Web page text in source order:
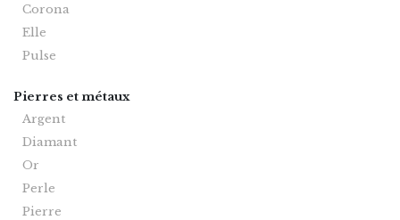
Corona
Elle
Pulse
Pierres et métaux
Argent
Diamant
Or
Perle
Pierre